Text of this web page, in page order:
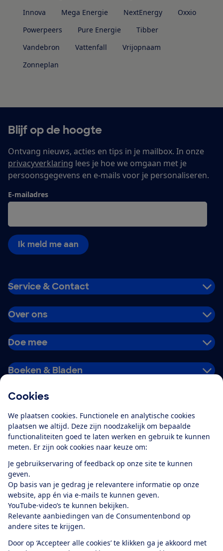
Cookies
We plaatsen cookies. Functionele en analytische cookies
plaatsen we altijd. Deze zijn noodzakelijk om bepaalde
functionaliteiten goed te laten werken en gebruik te kunnen
meten. Er zijn ook cookies naar keuze om:
Je gebruikservaring of feedback op onze site te kunnen
geven.
Op basis van je gedrag je relevantere informatie op onze
website, app én via e-mails te kunnen geven.
YouTube-video’s te kunnen bekijken.
Relevante aanbiedingen van de Consumentenbond op
andere sites te krijgen.
Door op ‘Accepteer alle cookies’ te klikken ga je akkoord met
Innova
Mega Energie NextEnergy
Oxxio
Powerpeers
Pure Energie
Tibber
Vandebron
Vattenfall
Vrijopnaam
Zonneplan
Blijf op de hoogte
Ontvang nieuws, acties en tips in je mailbox. In onze
privacyverklaring lees je hoe we omgaan met je
persoonsgegevens en e-mails voor je personaliseren.
E-mailadres
Ik meld me aan
Service & Contact
Over ons
Doe mee
Boeken & Bladen
Alles over de
app
Algemene Voorwaarden
Privacyverklaring
Cookiebeleid
Privacyvoorkeuren
Toegankelijkheid
RSS-feed nieuws
Facebook
TwitterInstagram
YoutubeLinkedIn